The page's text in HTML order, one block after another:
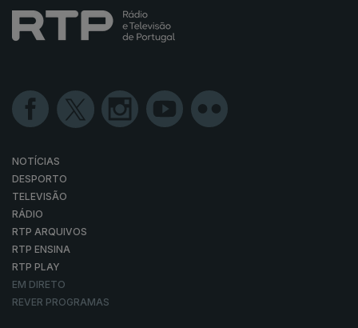
NOTÍCIAS
DESPORTO
TELEVISÃO
RÁDIO
RTP ARQUIVOS
RTP ENSINA
RTP PLAY
EM DIRETO
REVER PROGRAMAS